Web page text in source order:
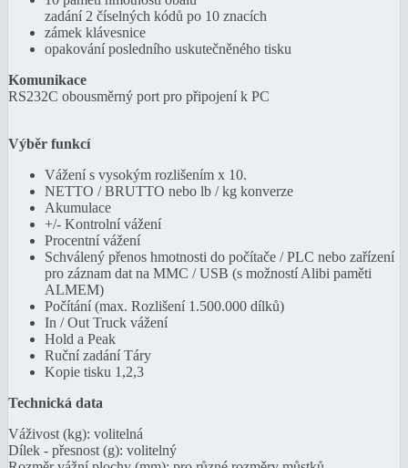
zadání 2 číselných kódů po 10 znacích
zámek klávesnice
opakování posledního uskutečněného tisku
Komunikace
RS232C obousměrný port pro připojení k PC
Výběr funkcí
Vážení s vysokým rozlišením x 10.
NETTO / BRUTTO nebo lb / kg konverze
Akumulace
+/- Kontrolní vážení
Procentní vážení
Schválený přenos hmotnosti do počítače / PLC nebo zařízení
pro záznam dat na MMC / USB (s možností Alibi paměti
ALMEM)
Počítání (max. Rozlišení 1.500.000 dílků)
In / Out Truck vážení
Hold a Peak
Ruční zadání Táry
Kopie tisku 1,2,3
Technická data
Váživost (kg): volitelná
Dílek - přesnost (g): volitelný